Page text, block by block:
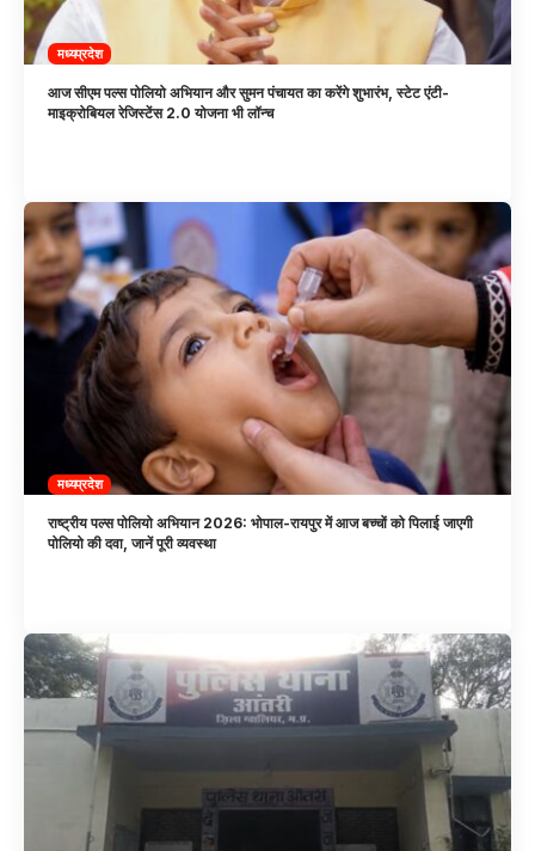
मध्यप्रदेश
आज सीएम पल्स पोलियो अभियान और सुमन पंचायत का करेंगे शुभारंभ, स्टेट एंटी-
माइक्रोबियल रेजिस्टेंस 2.0 योजना भी लॉन्च
मध्यप्रदेश
राष्ट्रीय पल्स पोलियो अभियान 2026: भोपाल-रायपुर में आज बच्चों को पिलाई जाएगी
पोलियो की दवा, जानें पूरी व्यवस्था